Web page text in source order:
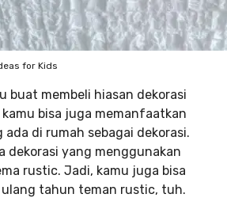
for Kids
buat membeli hiasan dekorasi
bisa juga memanfaatkan
di rumah sebagai dekorasi.
dekorasi yang menggunakan
rustic. Jadi, kamu juga bisa
ulang tahun teman rustic, tuh.